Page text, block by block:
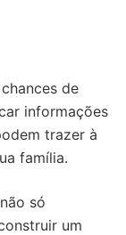
de
informações
trazer à
família.
só
um